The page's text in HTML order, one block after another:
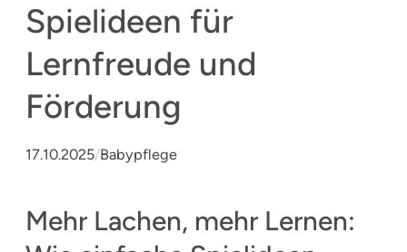
Spielideen für
Lernfreude und
Förderung
17.10.2025/Babypflege
Mehr Lachen, mehr Lernen: